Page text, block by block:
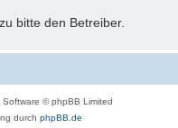
bitte den Betreiber.
Software © phpBB Limited
durch phpBB.de